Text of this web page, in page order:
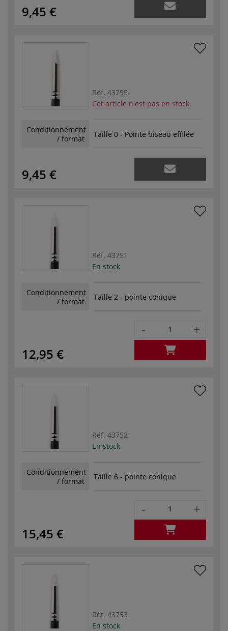
9,45 €
Réf. 43795
Cet article n'est pas en stock.
Conditionnement
/ format
Taille 0 - Pointe biseau effilée
9,45 €
Réf. 43751
En stock
Conditionnement
/ format
Taille 2 - pointe conique
12,95 €
- +
Réf. 43752
En stock
Conditionnement
/ format
Taille 6 - pointe conique
15,45 €
- +
Réf. 43753
En stock